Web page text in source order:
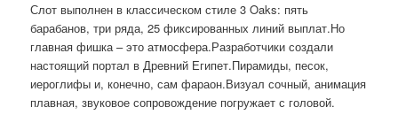
Слот выполнен в классическом стиле 3 Oaks: пять
барабанов, три ряда, 25 фиксированных линий выплат.Но
главная фишка – это атмосфера.Разработчики создали
настоящий портал в Древний Египет.Пирамиды, песок,
иероглифы и, конечно, сам фараон.Визуал сочный, анимация
плавная, звуковое сопровождение погружает с головой.